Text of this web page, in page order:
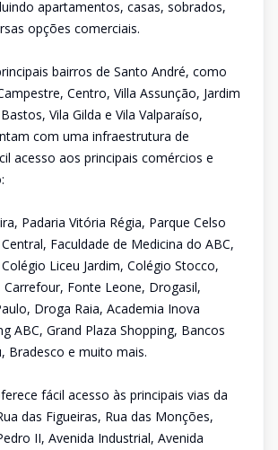
apartamentos, casas, sobrados,
opções comerciais.
bairros de Santo André, como
Centro, Villa Assunção, Jardim
Vila Gilda e Vila Valparaíso,
com uma infraestrutura de
acesso aos principais comércios e
Padaria Vitória Régia, Parque Celso
Faculdade de Medicina do ABC,
Liceu Jardim, Colégio Stocco,
Carrefour, Fonte Leone, Drogasil,
Droga Raia, Academia Inova
ABC, Grand Plaza Shopping, Bancos
Bradesco e muito mais.
fácil acesso às principais vias da
das Figueiras, Rua das Monções,
II, Avenida Industrial, Avenida